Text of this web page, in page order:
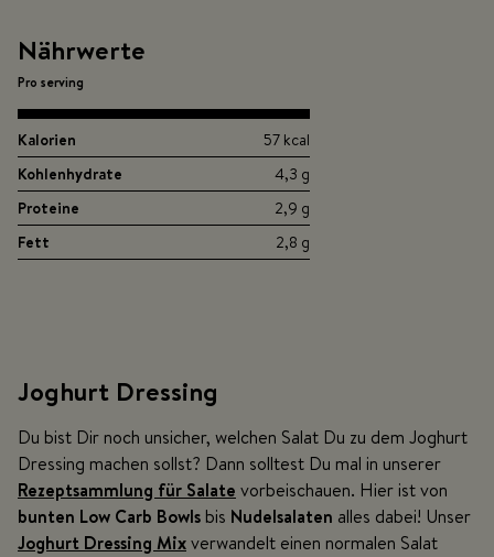
Nährwerte
Pro serving
Kalorien
57 kcal
Kohlenhydrate
4,3 g
Proteine
2,9 g
Fett
2,8 g
Joghurt Dressing
Du bist Dir noch unsicher, welchen Salat Du zu dem Joghurt
Dressing machen sollst? Dann solltest Du mal in unserer
Rezeptsammlung für Salate vorbeischauen. Hier ist von
bunten Low Carb Bowls bis Nudelsalaten alles dabei! Unser
Joghurt Dressing Mixverwandelt einen normalen Salat